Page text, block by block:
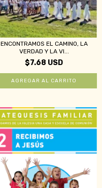
ENCONTRAMOS EL CAMINO, LA
VERDAD Y LA VI...
$7.68 USD